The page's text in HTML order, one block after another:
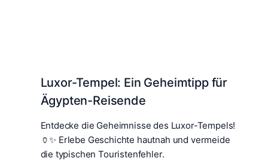
Luxor-Tempel: Ein Geheimtipp für
Ägypten-Reisende
Entdecke die Geheimnisse des Luxor-Tempels!
🏺✨ Erlebe Geschichte hautnah und vermeide
die typischen Touristenfehler.